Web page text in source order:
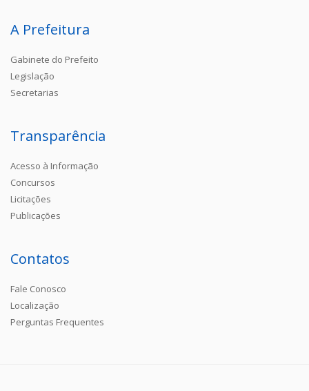
A Prefeitura
Gabinete do Prefeito
Legislação
Secretarias
Transparência
Acesso à Informação
Concursos
Licitações
Publicações
Contatos
Fale Conosco
Localização
Perguntas Frequentes